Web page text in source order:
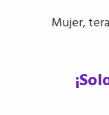
Mujer,